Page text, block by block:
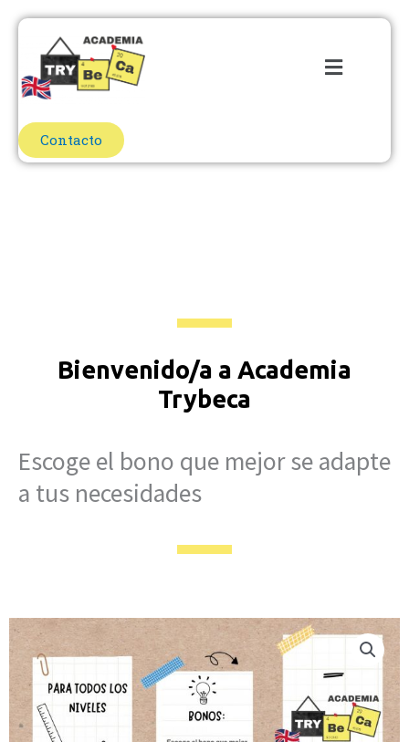
contenido
Menú
Contacto
Bienvenido/a a Academia
Trybeca
Escoge el bono que mejor se adapte
a tus necesidades